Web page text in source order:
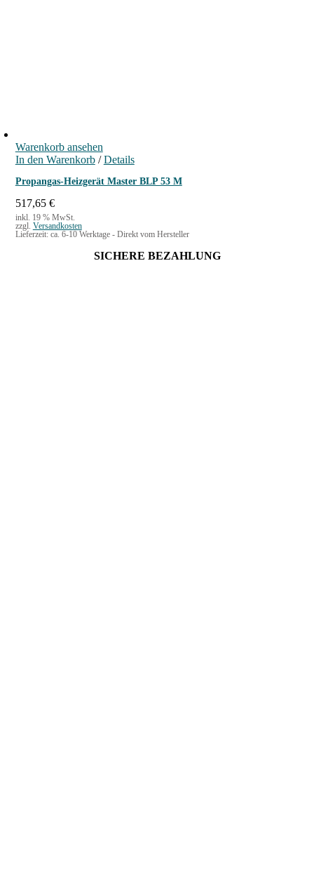
Warenkorb ansehen
In den Warenkorb / Details
Propangas-Heizgerät Master BLP 53 M
517,65 €
inkl. 19 % MwSt.
zzgl. Versandkosten
Lieferzeit: ca. 6-10 Werktage - Direkt vom Hersteller
SICHERE BEZAHLUNG